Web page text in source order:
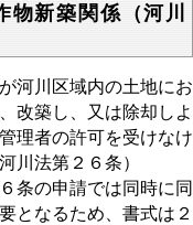
物新築関係（河川
河川区域内の土地にお
改築し、又は除却しよ
理者の許可を受けなけ
川法第２６条）
条の申請では同時に同
となるため、書式は２